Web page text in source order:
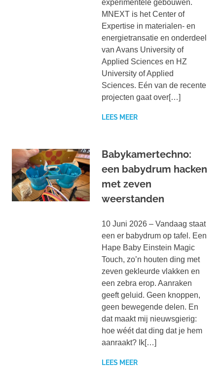
experimentele gebouwen.
MNEXT is het Center of
Expertise in materialen- en
energietransatie en onderdeel
van Avans University of
Applied Sciences en HZ
University of Applied
Sciences. Eén van de recente
projecten gaat over[…]
LEES MEER
Babykamertechno:
een babydrum hacken
met zeven
weerstanden
10 Juni 2026 – Vandaag staat
een er babydrum op tafel. Een
Hape Baby Einstein Magic
Touch, zo’n houten ding met
zeven gekleurde vlakken en
een zebra erop. Aanraken
geeft geluid. Geen knoppen,
geen bewegende delen. En
dat maakt mij nieuwsgierig:
hoe wéét dat ding dat je hem
aanraakt? Ik[…]
LEES MEER